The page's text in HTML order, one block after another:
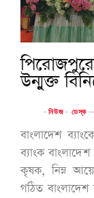
উন্মুক্ত
-নিউজ - ডেস্ক --
বাংলাদেশ
ব্যাংক
কৃষক, নিম্ন
গঠিত বাংলাদেশ